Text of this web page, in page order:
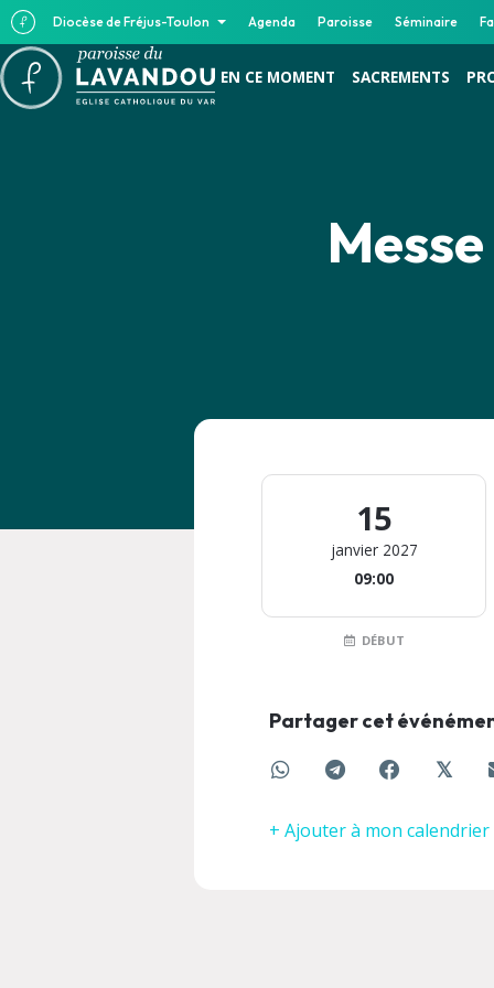
Diocèse de Fréjus-Toulon Agenda Paroisse Séminaire
EN CE MOMENT SACREMENTS
15
janvier 2027
09:00
DÉBUT
Partager cet
𝕏
+ Ajouter à mon calendrier